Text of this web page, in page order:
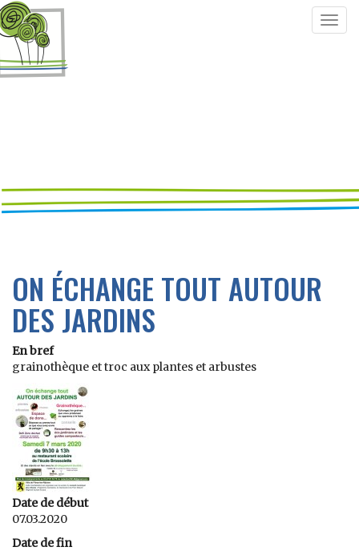
ON ÉCHANGE TOUT AUTOUR
DES JARDINS
En bref
grainothèque et troc aux plantes et arbustes
Date de début
07.03.2020
Date de fin